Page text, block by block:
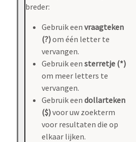
breder:
Gebruik een vraagteken
(?)om één letter te
vervangen.
Gebruik een sterretje (*)
om meer letters te
vervangen.
Gebruik een dollarteken
($)voor uw zoekterm
voor resultaten die op
elkaar lijken.